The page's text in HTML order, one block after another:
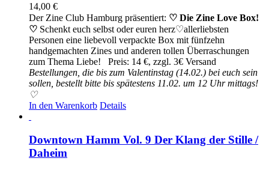
14,00 €
Der Zine Club Hamburg präsentiert: ♡ Die Zine Love Box!
♡ Schenkt euch selbst oder euren herz♡allerliebsten
Personen eine liebevoll verpackte Box mit fünfzehn
handgemachten Zines und anderen tollen Überraschungen
zum Thema Liebe! Preis: 14 €, zzgl. 3€ Versand
Bestellungen, die bis zum Valentinstag (14.02.) bei euch sein
sollen, bestellt bitte bis spätestens 11.02. um 12 Uhr mittags!
♡
In den Warenkorb Details
Downtown Hamm Vol. 9 Der Klang der Stille /
Daheim